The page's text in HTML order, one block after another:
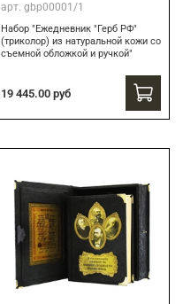
арт. gbp00001/1
Набор "Ежедневник "Герб РФ"
(триколор) из натуральной кожи со
съемной обложкой и ручкой"
19 445.00 руб